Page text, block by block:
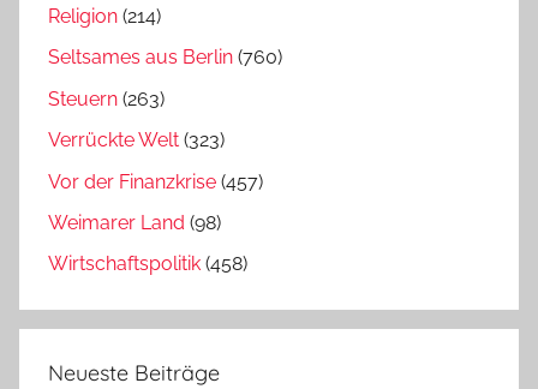
Religion (214)
Seltsames aus Berlin (760)
Steuern (263)
Verrückte Welt (323)
Vor der Finanzkrise (457)
Weimarer Land (98)
Wirtschaftspolitik (458)
Neueste Beiträge